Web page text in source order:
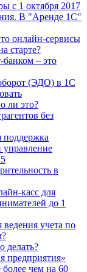
с 1 октября 2017
В "Аренде 1С"
онлайн-сервисы
старте?
– это
(ЭДО) в 1С
ли это?
без
поддержка
в
касс для
до 1
учета по
делать?
предприятия»
более чем на 60